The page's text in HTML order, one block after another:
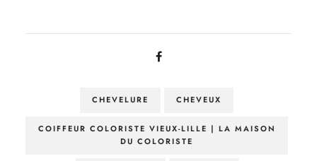
CHEVELURE CHEVEUX
COIFFEUR COLORISTE VIEUX-LILLE | LA MAISON
DU COLORISTE